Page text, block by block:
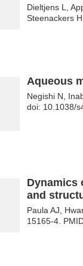
Dieltjens L,
Steenackers
Aqueous
Negishi N,
doi: 10.1038/
Dynamics
and
Paula AJ,
15165-4.